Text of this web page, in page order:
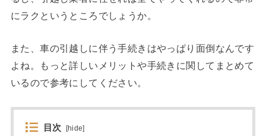
にラクというところでしょうか。
また、車の引越しに伴う手続きはやっぱり面倒なんです
よね。もっと詳しいメリットや手続きに関してまとめて
いるので参考にしてください。
目次 [hide]